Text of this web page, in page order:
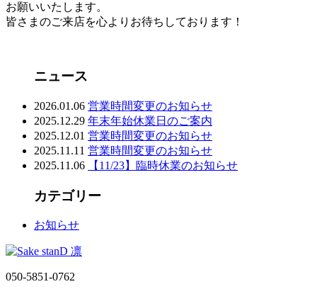
お願いいたします。
皆さまのご来店を心よりお待ちしております！
ニュース
2026.01.06 営業時間変更のお知らせ
2025.12.29 年末年始休業日のご案内
2025.12.01 営業時間変更のお知らせ
2025.11.11 営業時間変更のお知らせ
2025.11.06
【11/23】臨時休業のお知らせ
カテゴリー
お知らせ
050-5851-0762